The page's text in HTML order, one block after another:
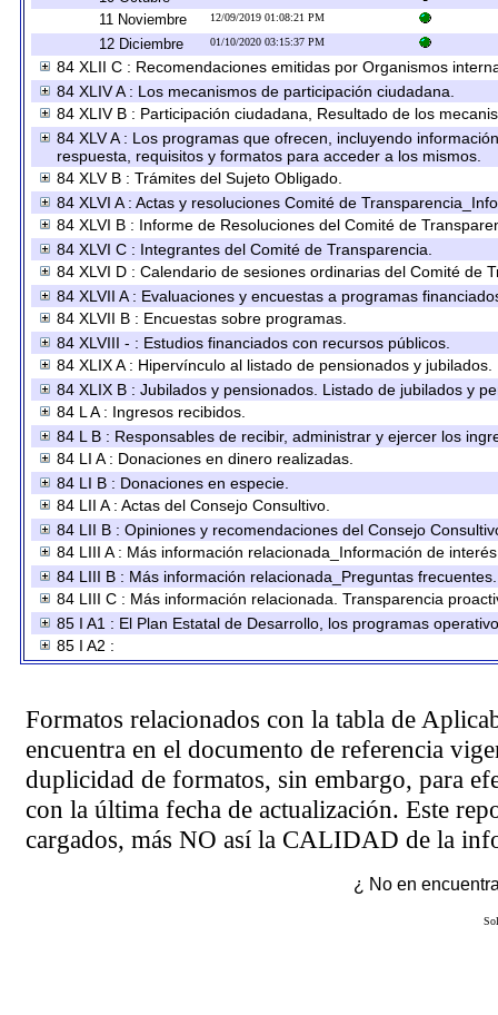
11 Noviembre 12/09/2019 01:08:21 PM
12 Diciembre 01/10/2020 03:15:37 PM
84 XLII C : Recomendaciones emitidas por Organismos
84 XLIV A : Los mecanismos de participación ciudadana.
84 XLIV B : Participación ciudadana, Resultado de los
84 XLV A : Los programas que ofrecen, incluyendo
respuesta, requisitos y formatos para acceder a los mismos.
84 XLV B : Trámites del Sujeto Obligado.
84 XLVI A : Actas y resoluciones Comité de
84 XLVI B : Informe de Resoluciones del Comité de
84 XLVI C : Integrantes del Comité de Transparencia.
84 XLVI D : Calendario de sesiones ordinarias del Comité de
84 XLVII A : Evaluaciones y encuestas a programas
84 XLVII B : Encuestas sobre programas.
84 XLVIII - : Estudios financiados con recursos públicos.
84 XLIX A : Hipervínculo al listado de pensionados y jubilados.
84 XLIX B : Jubilados y pensionados. Listado de jubilados y
84 L A : Ingresos recibidos.
84 L B : Responsables de recibir, administrar y ejercer los
84 LI A : Donaciones en dinero realizadas.
84 LI B : Donaciones en especie.
84 LII A : Actas del Consejo Consultivo.
84 LII B : Opiniones y recomendaciones del Consejo
84 LIII A : Más información relacionada_Información de
84 LIII B : Más información relacionada_Preguntas frecuentes.
84 LIII C : Más información relacionada. Transparencia
85 I A1 : El Plan Estatal de Desarrollo, los programas
85 I A2 :
Formatos relacionados con la tabla de
encuentra en el documento de referencia
duplicidad de formatos, sin embargo, para
con la última fecha de actualización. Este
cargados, más NO así la CALIDAD de la
¿ No en